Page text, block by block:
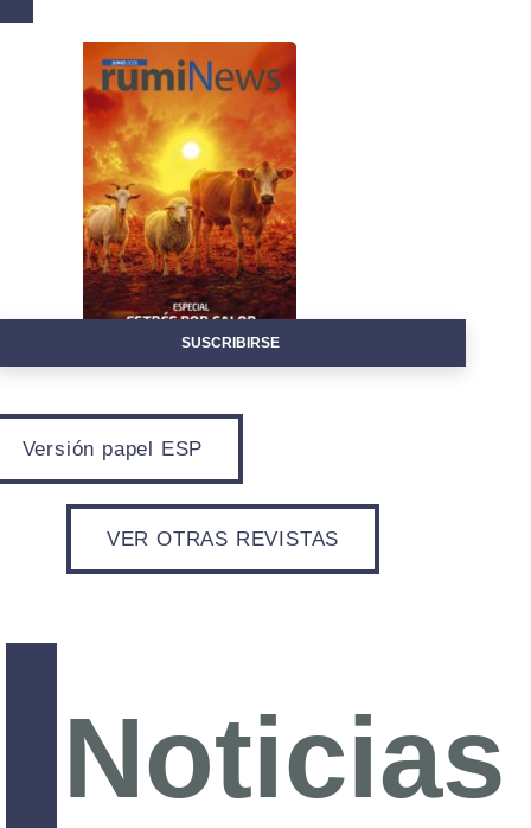
SUSCRIBIRSE
Versión papel ESP
VER OTRAS REVISTAS
Noticias